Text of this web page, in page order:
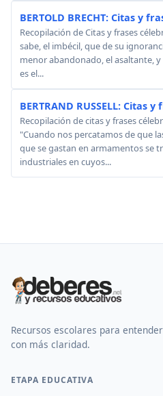
BERTOLD BRECHT: Citas y
Recopilación de Citas y frases
sabe, el imbécil, que de su
menor abandonado, el asaltante,
es el...
BERTRAND RUSSELL: Citas
Recopilación de citas y frases
"Cuando nos percatamos de que
que se gastan en armamentos se
industriales en cuyos...
Recursos escolares para
con más claridad.
ETAPA EDUCATIVA